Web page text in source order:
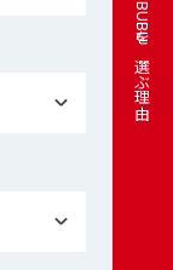
BUBUを選ぶ理由